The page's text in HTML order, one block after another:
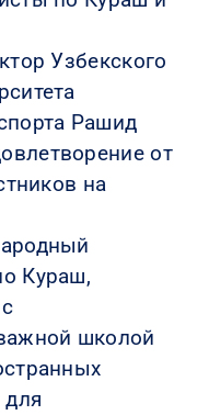
Узбекского
Рашид
от
на
Кураш,
школой